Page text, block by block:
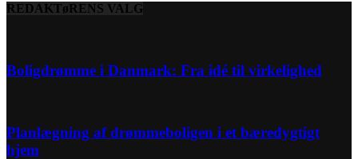
REDAKTøRENS VALG
Boligdrømme i Danmark: Fra idé til virkelighed
Planlægning af drømmeboligen i et bæredygtigt
hjem